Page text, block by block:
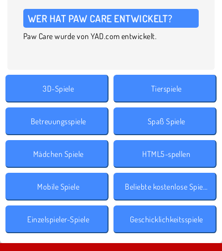
WER HAT PAW CARE ENTWICKELT?
Paw Care wurde von YAD.com entwickelt.
3D-Spiele Tierspiele
Betreuungsspiele Spaß Spiele
Mädchen Spiele HTML5-spellen
Mobile Spiele Beliebte kostenlose Spiele
Einzelspieler-Spiele Geschicklichkeitsspiele